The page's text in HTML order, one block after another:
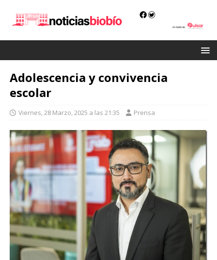
Adolescencia y convivencia
escolar
Viernes, 28 Marzo, 2025 a las 21:35 Prensa